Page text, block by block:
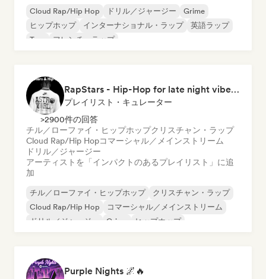
Cloud Rap/Hip Hop ドリル／ジャージー
Grime
ヒップホップ
インターナショナル・ラップ
英語ラップ
Trap
フレンチ・ラップ
RapStars - Hip-Hop for late night vibes (by Music Outsider)
プレイリスト・キュレーター
>2900件の回答
チル／ローファイ・ヒップホップクリスチャン・ラップ
Cloud Rap/Hip Hopコマーシャル／メインストリーム
ドリル／ジャージー
アーティストを「インパクトのあるプレイリスト」に追
加
チル／ローファイ・ヒップホップ
クリスチャン・ラップ
Cloud Rap/Hip Hop
コマーシャル／メインストリーム
ドリル／ジャージー
Grime
ヒップホップ
Purple Nights 🌌🔥